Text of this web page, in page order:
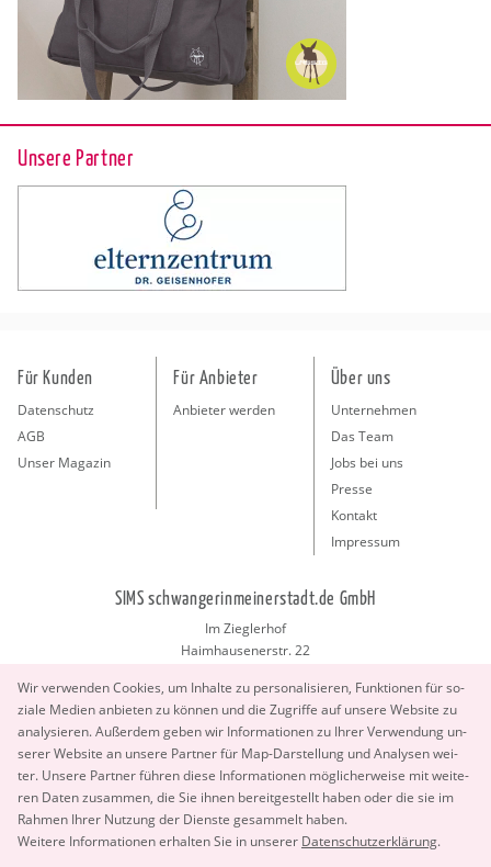
Unsere Partner
Wir ver­wen­den Coo­kies, um In­hal­te zu per­so­na­li­sie­ren, Funk­tio­nen für so­
zia­le Me­di­en an­bie­ten zu kön­nen und die Zu­grif­fe auf un­se­re Web­site zu
ana­ly­sie­ren. Au­ßer­dem geben wir In­for­ma­tio­nen zu Ihrer Ver­wen­dung un­
se­rer Web­site an un­se­re Part­ner für Map-Dar­stel­lung und Ana­ly­sen wei­
ter. Un­se­re Part­ner füh­ren diese In­for­ma­tio­nen mög­li­cher­wei­se mit wei­te­
ren Daten zu­sam­men, die Sie ihnen be­reit­ge­stellt haben oder die sie im
Rah­men Ihrer Nut­zung der Diens­te ge­sam­melt haben.
Wei­te­re In­for­ma­tio­nen er­hal­ten Sie in un­se­rer Da­ten­schut­z­er­klä­rung.
Für Kunden
Datenschutz
AGB
Unser Magazin
Für Anbieter
Anbieter werden
Über uns
Unternehmen
Das Team
Jobs bei uns
Presse
Kontakt
Impressum
SIMS schwangerinmeinerstadt.de GmbH
Im Zieglerhof
Haimhausenerstr. 22
info@schwangerinmeinerstadt.de
Copyright 2026 © SIMS schwangerinmeinerstadt.de GmbH.